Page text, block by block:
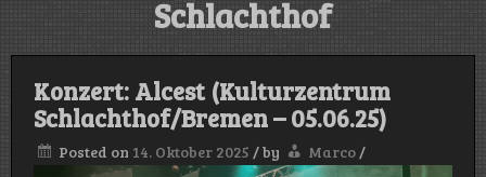
Schlachthof
Konzert: Alcest (Kulturzentrum
Schlachthof/Bremen – 05.06.25)
Posted on 14. Oktober 2025 /by Marco/